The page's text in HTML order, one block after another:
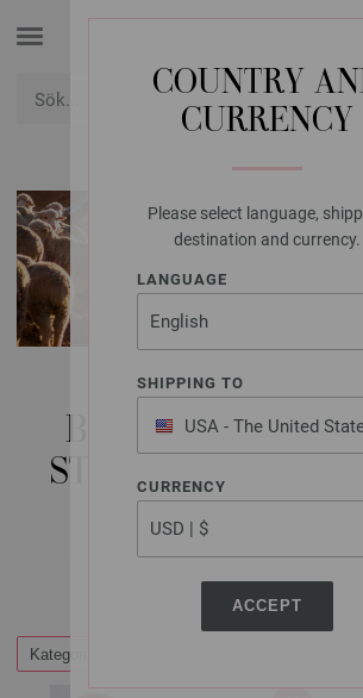
COUNTRY
CURRENCY
Please select language,
destination and currency.
LANGUAGE
SHIPPING TO
USA - The United
of America
CURRENCY
ACCEPT
BARN | UNGDOM
STORLEK 154) |
PONCHOS
Kategorier